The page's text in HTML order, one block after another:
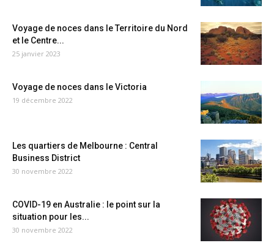
Voyage de noces dans le Territoire du Nord
et le Centre...
25 janvier 2023
Voyage de noces dans le Victoria
19 décembre 2022
Les quartiers de Melbourne : Central
Business District
30 novembre 2022
COVID-19 en Australie : le point sur la
situation pour les...
30 novembre 2022